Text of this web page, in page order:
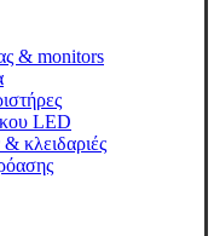
& monitors
LED
κλειδαριές